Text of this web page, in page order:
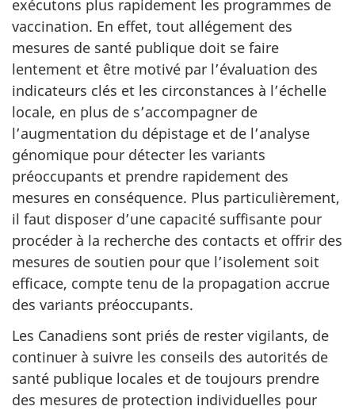
exécutons plus rapidement les programmes de
vaccination. En effet, tout allégement des
mesures de santé publique doit se faire
lentement et être motivé par l’évaluation des
indicateurs clés et les circonstances à l’échelle
locale, en plus de s’accompagner de
l’augmentation du dépistage et de l’analyse
génomique pour détecter les variants
préoccupants et prendre rapidement des
mesures en conséquence. Plus particulièrement,
il faut disposer d’une capacité suffisante pour
procéder à la recherche des contacts et offrir des
mesures de soutien pour que l’isolement soit
efficace, compte tenu de la propagation accrue
des variants préoccupants.
Les Canadiens sont priés de rester vigilants, de
continuer à suivre les conseils des autorités de
santé publique locales et de toujours prendre
des mesures de protection individuelles pour